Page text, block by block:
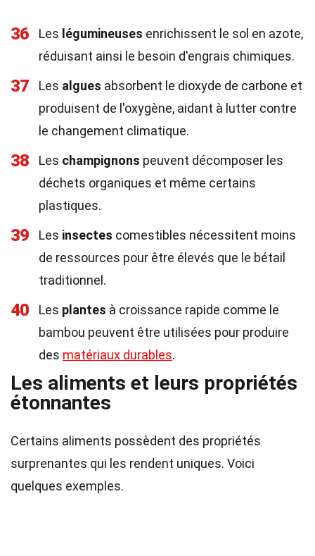
36 Les légumineuses enrichissent le sol en azote,
réduisant ainsi le besoin d'engrais chimiques.
37 Les algues absorbent le dioxyde de carbone et
produisent de l'oxygène, aidant à lutter contre
le changement climatique.
38 Les champignons peuvent décomposer les
déchets organiques et même certains
plastiques.
39 Les insectes comestibles nécessitent moins
de ressources pour être élevés que le bétail
traditionnel.
40 Les plantes à croissance rapide comme le
bambou peuvent être utilisées pour produire
des matériaux durables.
Les aliments et leurs propriétés
étonnantes
Certains aliments possèdent des propriétés
surprenantes qui les rendent uniques. Voici
quelques exemples.